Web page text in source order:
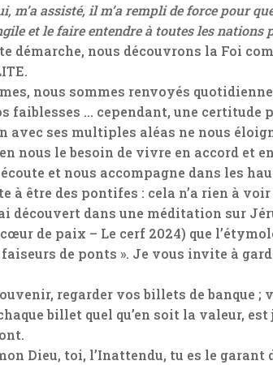
m’a assisté, il m’a rempli de force pour
et le faire entendre à toutes les nations
démarche, nous découvrons la Foi
nous sommes renvoyés
faiblesses … cependant, une certitude
avec ses multiples aléas ne nous
nous le besoin de vivre en accord et
et nous accompagne dans les
à être des pontifes : cela n’a rien à
découvert dans une méditation sur
de paix – Le cerf 2024) que
faiseurs de ponts ». Je vous invite à
regarder vos billets de banque ;
billet quel qu’en soit la valeur, est
Dieu, toi, l’Inattendu, tu es le